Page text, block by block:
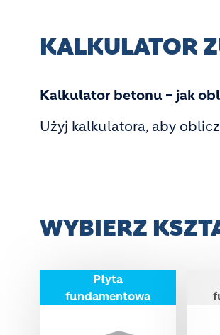
KALKULATOR
Kalkulator betonu – jak
Użyj kalkulatora, aby
WYBIERZ
Płyta
fundamentowa